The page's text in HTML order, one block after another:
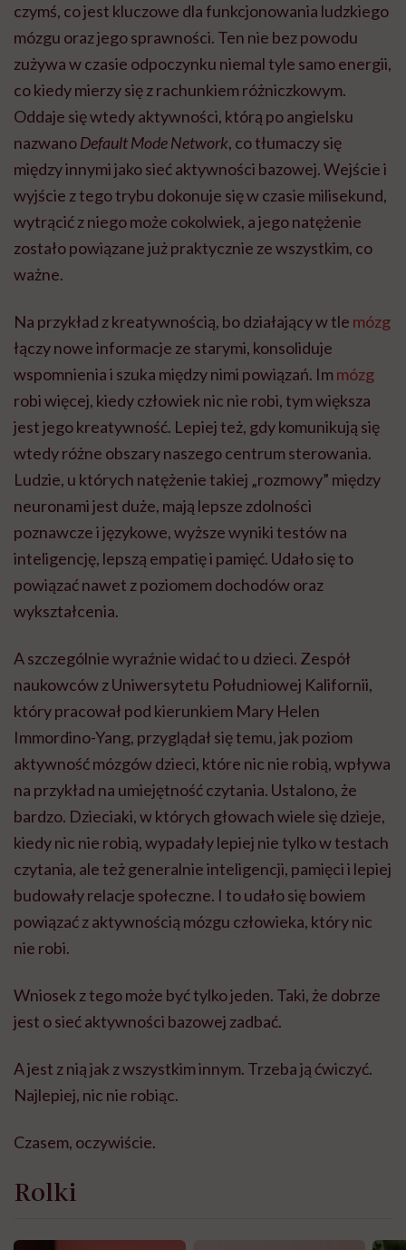
czymś, co jest kluczowe dla funkcjonowania ludzkiego
mózgu oraz jego sprawności. Ten nie bez powodu
zużywa w czasie odpoczynku niemal tyle samo energii,
co kiedy mierzy się z rachunkiem różniczkowym.
Oddaje się wtedy aktywności, którą po angielsku
nazwanoDefault Mode Network, co tłumaczy się
między innymi jako sieć aktywności bazowej. Wejście i
wyjście z tego trybu dokonuje się w czasie milisekund,
wytrącić z niego może cokolwiek, a jego natężenie
zostało powiązane już praktycznie ze wszystkim, co
ważne.
Na przykład z kreatywnością, bo działający w tle mózg
łączy nowe informacje ze starymi, konsoliduje
wspomnienia i szuka między nimi powiązań. Immózg
robi więcej, kiedy człowiek nic nie robi, tym większa
jest jego kreatywność. Lepiej też, gdy komunikują się
wtedy różne obszary naszego centrum sterowania.
Ludzie, u których natężenie takiej „rozmowy” między
neuronami jest duże, mają lepsze zdolności
poznawcze i językowe, wyższe wyniki testów na
inteligencję, lepszą empatię i pamięć. Udało się to
powiązać nawet z poziomem dochodów oraz
wykształcenia.
A szczególnie wyraźnie widać to u dzieci. Zespół
naukowców z Uniwersytetu Południowej Kalifornii,
który pracował pod kierunkiem Mary Helen
Immordino-Yang, przyglądał się temu, jak poziom
aktywność mózgów dzieci, które nic nie robią, wpływa
na przykład na umiejętność czytania. Ustalono, że
bardzo. Dzieciaki, w których głowach wiele się dzieje,
kiedy nic nie robią, wypadały lepiej nie tylko w testach
czytania, ale też generalnie inteligencji, pamięci i lepiej
budowały relacje społeczne. I to udało się bowiem
powiązać z aktywnością mózgu człowieka, który nic
nie robi.
Wniosek z tego może być tylko jeden. Taki, że dobrze
jest o sieć aktywności bazowej zadbać.
A jest z nią jak z wszystkim innym. Trzeba ją ćwiczyć.
Najlepiej, nic nie robiąc.
Czasem, oczywiście.
Rolki